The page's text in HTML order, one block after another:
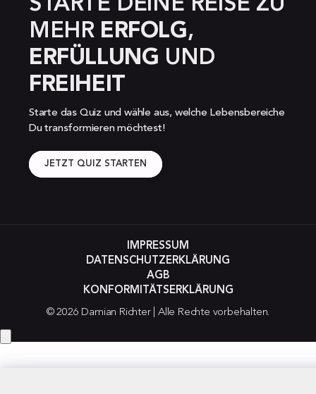
STARTE DEINE REISE ZU
MEHR ERFOLG
ERFÜLLUNG
FREIHEIT
Starte das Quiz und wähle aus, welche Lebensbereiche
Du transformieren möchtest!
JETZT QUIZ STARTEN
© 2026 Damian Richter | Alle Rechte vorbehalten.
IMPRESSUM
DATENSCHUTZERKLÄRUNG
AGB
KONFORMITÄTSERKLÄRUNG